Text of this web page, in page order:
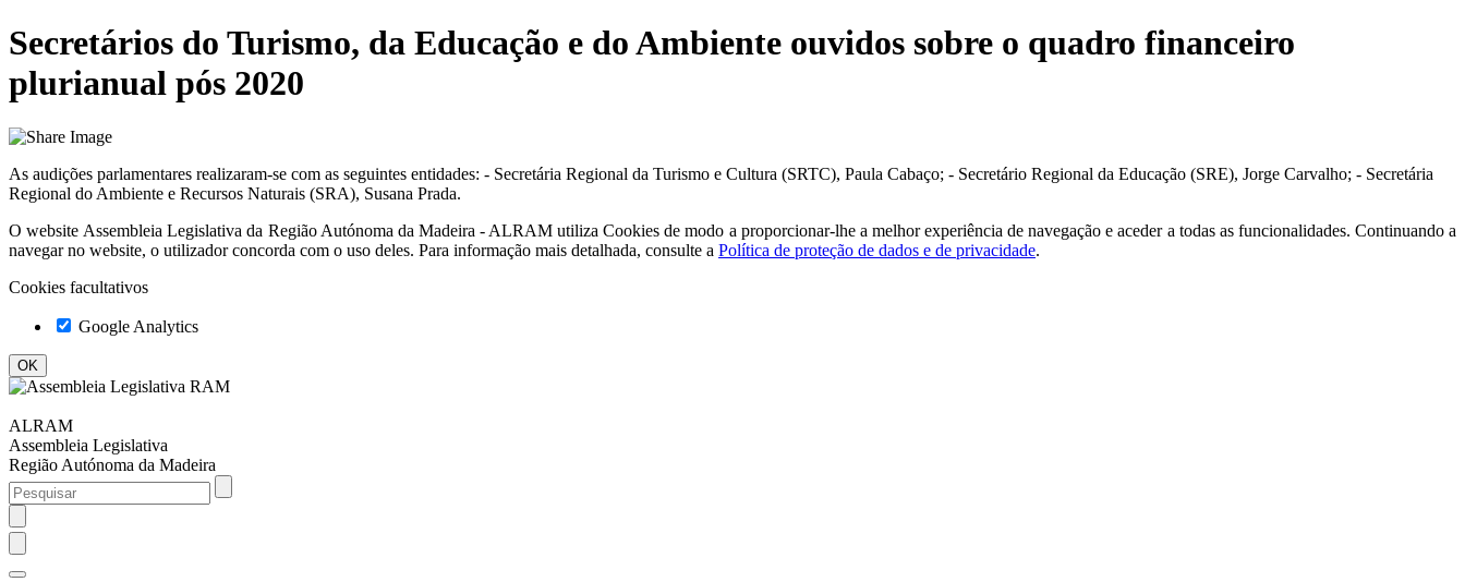
Secretários do Turismo, da Educação e do Ambiente ouvidos sobre o quadro financeiro
plurianual pós 2020
As audições parlamentares realizaram-se com as seguintes entidades: - Secretária Regional da Turismo e Cultura (SRTC), Paula Cabaço; - Secretário Regional da Educação (SRE), Jorge Carvalho; - Secretária
Regional do Ambiente e Recursos Naturais (SRA), Susana Prada.
O website Assembleia Legislativa da Região Autónoma da Madeira - ALRAM utiliza Cookies de modo a proporcionar-lhe a melhor experiência de navegação e aceder a todas as funcionalidades. Continuando a
navegar no website, o utilizador concorda com o uso deles. Para informação mais detalhada, consulte a Política de proteção de dados e de privacidade.
Cookies facultativos
Google Analytics
ALRAM
Assembleia Legislativa
Região Autónoma da Madeira